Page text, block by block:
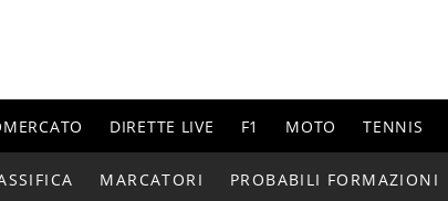
DIRETTE LIVE F1 MOTO TENNIS
MARCATORI PROBABILI FORMAZIONI